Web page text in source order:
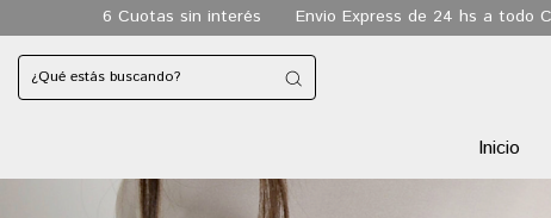
sin interés Envio Express de 24 hs a todo CABA Envio
Inicio